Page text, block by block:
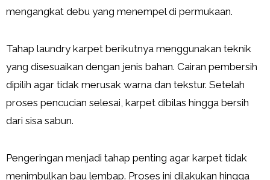
mengangkat debu yang menempel di permukaan.
Tahap laundry karpet berikutnya menggunakan teknik
yang disesuaikan dengan jenis bahan. Cairan pembersih
dipilih agar tidak merusak warna dan tekstur. Setelah
proses pencucian selesai, karpet dibilas hingga bersih
dari sisa sabun.
Pengeringan menjadi tahap penting agar karpet tidak
menimbulkan bau lembap. Proses ini dilakukan hingga